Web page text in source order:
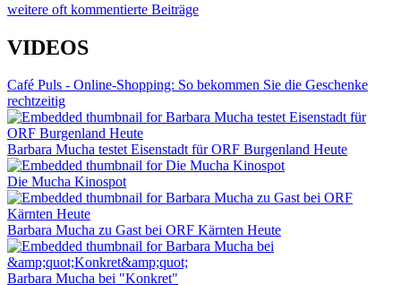
weitere oft kommentierte Beiträge
VIDEOS
Café Puls - Online-Shopping: So bekommen Sie die Geschenke
rechtzeitig
Barbara Mucha testet Eisenstadt für ORF Burgenland Heute
Die Mucha Kinospot
Barbara Mucha zu Gast bei ORF Kärnten Heute
Barbara Mucha bei "Konkret"